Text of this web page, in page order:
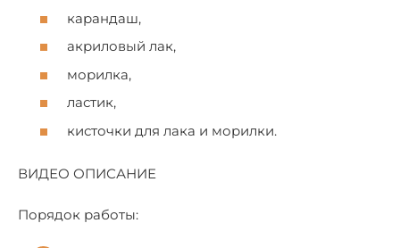
карандаш,
акриловый лак,
морилка,
ластик,
кисточки для лака и морилки.
ВИДЕО ОПИСАНИЕ
Порядок работы: